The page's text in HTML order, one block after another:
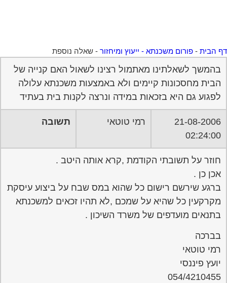
הבית- פורום משכנתא - ייעוץ ומיחזור- שאלה נוספת
בהמשך לשאלתינו מאתמול רצינו לשאול האם קנייה של
הבית מחסכונות קיימים ולא באמצעות משכנתא עלולה
לפגוע גם היא בזכאות במידה ונרצה לקנות בית בעתיד
21-08-2006
02:24:00
רמי טוטאי תשובה
חוזר על תשובתי הקודמת ,קרא אותה היטב .
אכן כן .
ברגע שירשם רישום כל שהוא במס שבח על ביצוע עיסקת
מקרקעין כל שהיא על שמכם ,לא תהיו זכאים למשכנתא
בתנאים מועדפים של משרד השיכון .
בברכה
רמי טוטאי
יועץ פיננסי
054/4210455